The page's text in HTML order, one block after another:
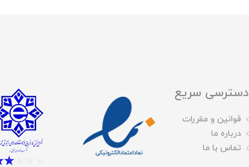
دسترسی سریع
قوانین و مقررات
درباره ما
تماس با ما